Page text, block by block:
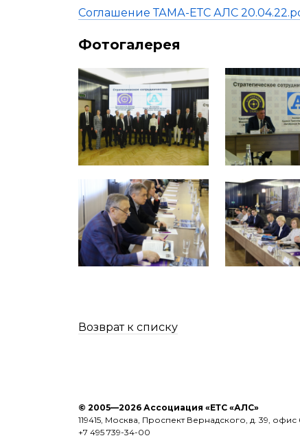
Соглашение ТАМА-ЕТС АЛС
Фотогалерея
Возврат к списку
© 2005—2026 Ассоциация «ЕТС «АЛС»
119415, Москва, Проспект Вернадского, д. 39, офис
+7 495 739-34-00